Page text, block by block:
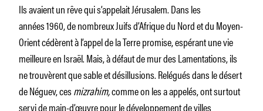
Ils avaient un rêve qui s’appelait Jérusalem. Dans les
années 1960, de nombreux Juifs d’Afrique du Nord et du Moyen-
Orient cédèrent à l’appel de la Terre promise, espérant une vie
meilleure en Israël. Mais, à défaut de mur des Lamentations, ils
ne trouvèrent que sable et désillusions. Relégués dans le désert
de Néguev, cesmizrahim,comme on les a appelés, ont surtout
servi de main-d’œuvre pour le développement de villes